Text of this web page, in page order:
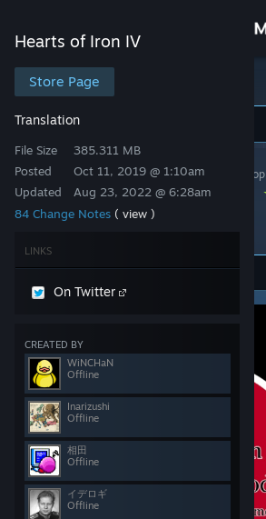
Store
Community
About
View desktop website
Hearts of Iron IV
Store Page
Translation
File Size
Posted
Updated
385.311 MB
Oct 11, 2019 @ 1:10am
Aug 23, 2022 @ 6:28am
84 Change Notes ( view )
LINKS
On Twitter
CREATED BY
WiNCHaN
Offline
Inarizushi
Offline
相田
Offline
イデロギ
Offline
Hearts of Iron IV
Hearts of Iron IV> Workshop >flowlanss's Workshop
Japanese Language